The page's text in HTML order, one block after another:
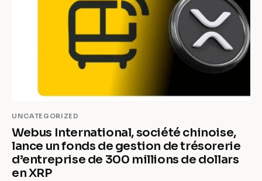
UNCATEGORIZED
Webus International, société chinoise,
lance un fonds de gestion de trésorerie
d’entreprise de 300 millions de dollars
en XRP